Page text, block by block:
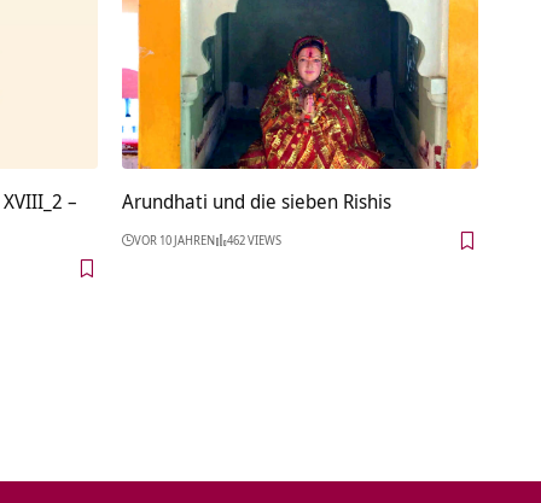
–
Arundhati und die sieben Rishis
VOR 10 JAHREN 462 VIEWS